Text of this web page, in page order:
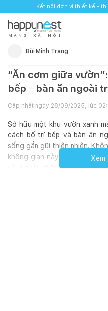
Kết nối đơn vị thiết kế -
M Ạ N G X Ã H Ộ I
Bùi Minh Trang
“Ăn cơm giữa
bếp – bàn ăn ngoài
Cập nhật ngày 28/09/2025, lúc
Sở hữu một khu vườn xanh
cách bố trí bếp và bàn ăn
sống gần gũi thiên nhiên.
không gian này còn trở
và người thân có thể cùng
Xem